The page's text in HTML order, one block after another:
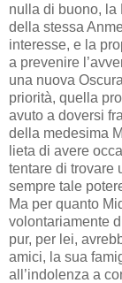
nulla di buono, la
della stessa
interesse, e la
a prevenire
una nuova
priorità, quella
avuto a doversi
della medesima
lieta di avere
tentare di trovare
sempre tale
Ma per quanto
volontariamente
pur, per lei,
amici, la sua
all’indolenza a